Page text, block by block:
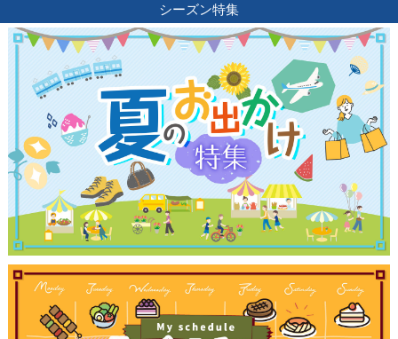
シーズン特集